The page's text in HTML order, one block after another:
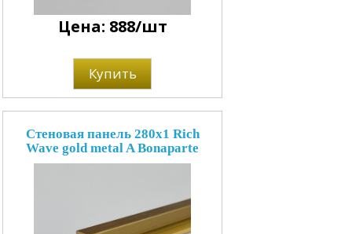
Цена: 888/шт
Купить
Стеновая панель 280x1 Rich
Wave gold metal A Bonaparte